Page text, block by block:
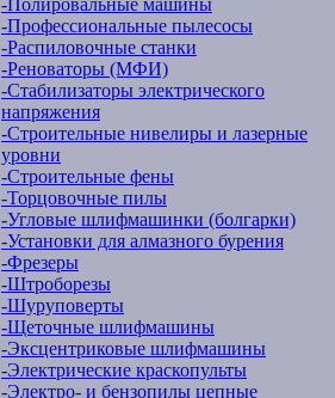
-Полировальные машины
-Профессиональные пылесосы
-Распиловочные станки
-Реноваторы (МФИ)
-Стабилизаторы электрического
напряжения
-Строительные нивелиры и лазерные
уровни
-Строительные фены
-Торцовочные пилы
-Угловые шлифмашинки (болгарки)
-Установки для алмазного бурения
-Фрезеры
-Штроборезы
-Шуруповерты
-Щеточные шлифмашины
-Эксцентриковые шлифмашины
-Электрические краскопульты
-Электро- и бензопилы цепные